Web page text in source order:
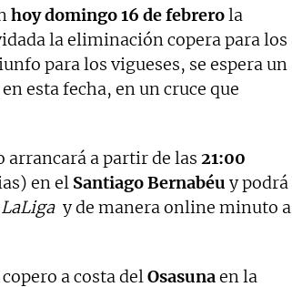
hoy domingo 16 de febrerola
la eliminación copera para los
para los vigueses, se espera un
esta fecha, en un cruce que
arrancará a partir de las 21:00
en el Santiago Bernabéu y podrá
y de manera online minuto a
a costa delOsasunaen la